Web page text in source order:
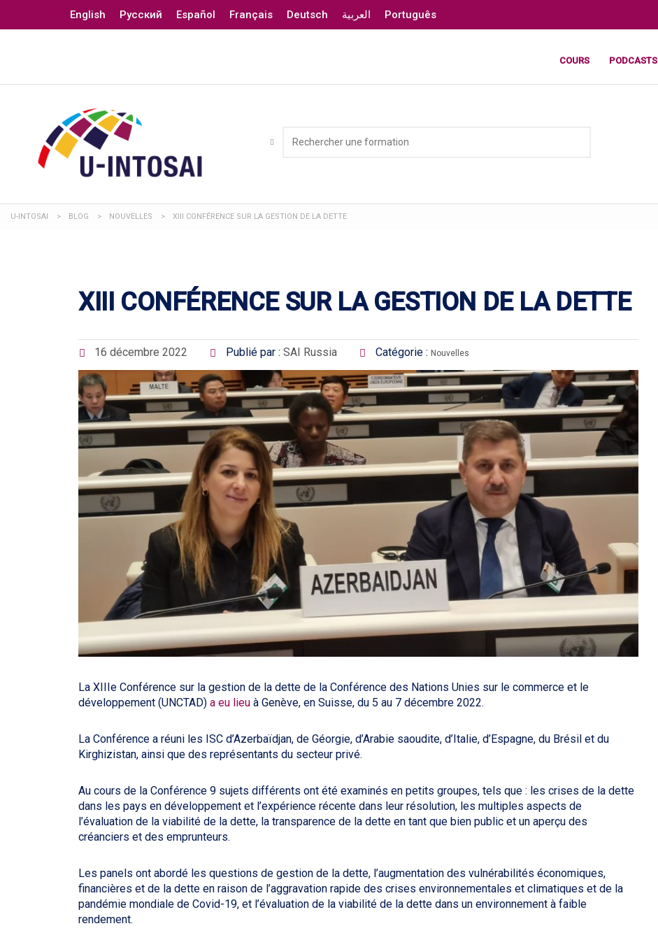
English Русский Español Français Deutsch العربية Português
COURS PODCASTS
U-INTOSAI > BLOG > NOUVELLES > XIII CONFÉRENCE SUR LA GESTION DE LA DETTE
XIII CONFÉRENCE SUR LA GESTION DE LA DETTE
16 décembre 2022 Publié par : SAI Russia Catégorie : Nouvelles
La XIIIe Conférence sur la gestion de la dette de la Conférence des Nations Unies sur le commerce et le
développement (UNCTAD) a eu lieu à Genève, en Suisse, du 5 au 7 décembre 2022.
La Conférence a réuni les ISC d’Azerbaïdjan, de Géorgie, d’Arabie saoudite, d’Italie, d’Espagne, du Brésil et du
Kirghizistan, ainsi que des représentants du secteur privé.
Au cours de la Conférence 9 sujets différents ont été examinés en petits groupes, tels que : les crises de la dette
dans les pays en développement et l’expérience récente dans leur résolution, les multiples aspects de
l’évaluation de la viabilité de la dette, la transparence de la dette en tant que bien public et un aperçu des
créanciers et des emprunteurs.
Les panels ont abordé les questions de gestion de la dette, l’augmentation des vulnérabilités économiques,
financières et de la dette en raison de l’aggravation rapide des crises environnementales et climatiques et de la
pandémie mondiale de Covid-19, et l’évaluation de la viabilité de la dette dans un environnement à faible
rendement.